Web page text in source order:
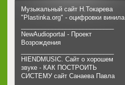
Музыкальный сайт Н.Токарева
"Plastinka.org" - оцифровки винила
NewAudioportal - Проект
Возрождения
HIENDMUSIC. Сайт о хорошем
звуке - КАК ПОСТРОИТЬ
СИСТЕМУ сайт Санаева Павла